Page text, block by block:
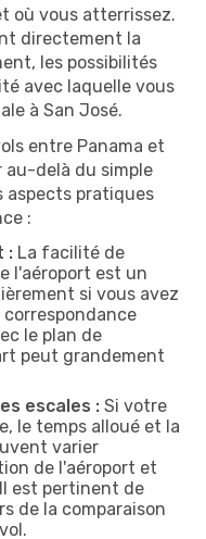
où vous atterrissez.
directement la
les possibilités
avec laquelle vous
à San José.
entre Panama et
au-delà du simple
aspects pratiques
:
: La facilité de
l'aéroport est un
si vous avez
correspondance
le plan de
peut grandement
escales : Si votre
le temps alloué et la
varier
de l'aéroport et
est pertinent de
de la comparaison